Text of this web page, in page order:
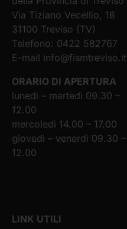
Via Tiziano Vecellio, 16
31100 Treviso (TV)
Telefono: 0422 582767
E-mail info@fismtreviso.it
ORARIO DI APERTURA
lunedì – martedì 09.30 –
12.00
mercoledì 14.00 – 17.00
giovedì – venerdì 09.30 –
12.00
LINK UTILI